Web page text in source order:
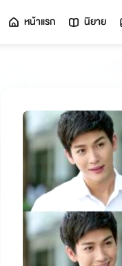
หน้าแรก นิยาย